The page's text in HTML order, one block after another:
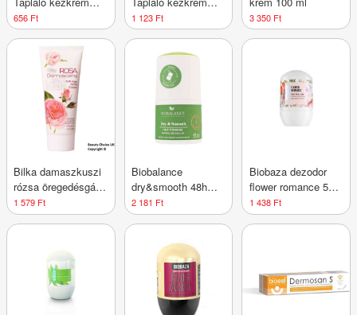
vad szibériaiboróka-
és erdeimálna-
kivonattal
656 Ft
vad szibériaiboróka-
és erdeimálna-
1 123 Ft 3 350 Ft
Bilka damaszkuszi
rózsa öregedésgátló
kézkrém 100 ml
1 579 Ft
Biobalance
dry&smooth 48h
golyós dezodor
szőrnövekedést
2 181 Ft
Biobaza dezodor
flower romance 50
ml
1 438 Ft